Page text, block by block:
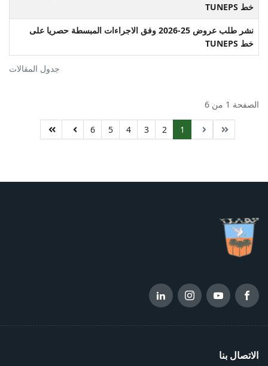
جدول المقالات
خط TUNEPS
نشر طلب عروض 25-2026 وفق الاجراءات المبسطة حصريا على
خط TUNEPS
الصفحة 1 من 6
1
2
3
4
5
6
الاتصال بنا